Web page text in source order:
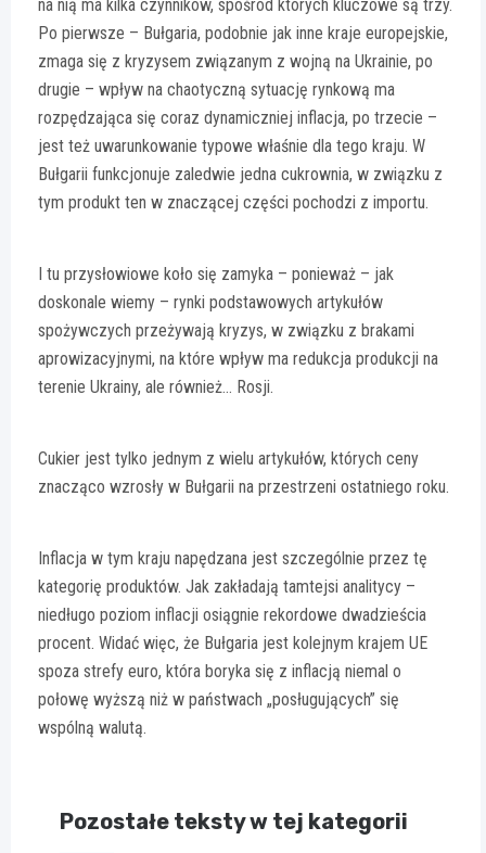
na nią ma kilka czynników, spośród których kluczowe są trzy.
Po pierwsze – Bułgaria, podobnie jak inne kraje europejskie,
zmaga się z kryzysem związanym z wojną na Ukrainie, po
drugie – wpływ na chaotyczną sytuację rynkową ma
rozpędzająca się coraz dynamiczniej inflacja, po trzecie –
jest też uwarunkowanie typowe właśnie dla tego kraju. W
Bułgarii funkcjonuje zaledwie jedna cukrownia, w związku z
tym produkt ten w znaczącej części pochodzi z importu.
I tu przysłowiowe koło się zamyka – ponieważ – jak
doskonale wiemy – rynki podstawowych artykułów
spożywczych przeżywają kryzys, w związku z brakami
aprowizacyjnymi, na które wpływ ma redukcja produkcji na
terenie Ukrainy, ale również… Rosji.
Cukier jest tylko jednym z wielu artykułów, których ceny
znacząco wzrosły w Bułgarii na przestrzeni ostatniego roku.
Inflacja w tym kraju napędzana jest szczególnie przez tę
kategorię produktów. Jak zakładają tamtejsi analitycy –
niedługo poziom inflacji osiągnie rekordowe dwadzieścia
procent. Widać więc, że Bułgaria jest kolejnym krajem UE
spoza strefy euro, która boryka się z inflacją niemal o
połowę wyższą niż w państwach „posługujących” się
wspólną walutą.
Pozostałe teksty w tej kategorii